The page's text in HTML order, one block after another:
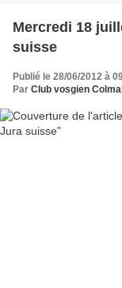
Mercredi 18
suisse
Publié le 28/06/2012 à
Par Club vosgien